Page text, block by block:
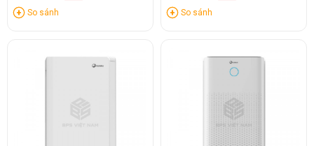
So sánh So sánh